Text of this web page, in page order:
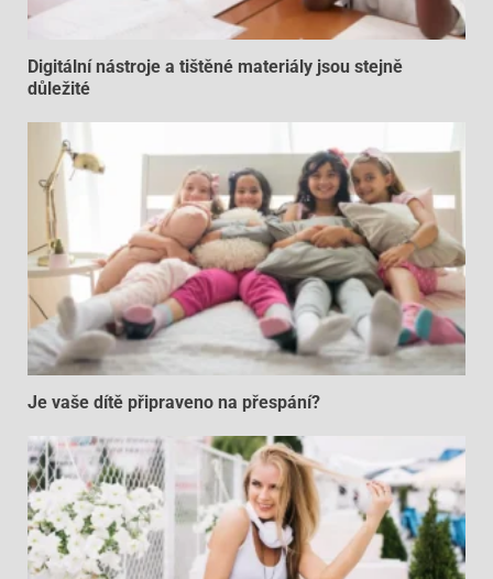
Digitální nástroje a tištěné materiály jsou stejně
důležité
Je vaše dítě připraveno na přespání?